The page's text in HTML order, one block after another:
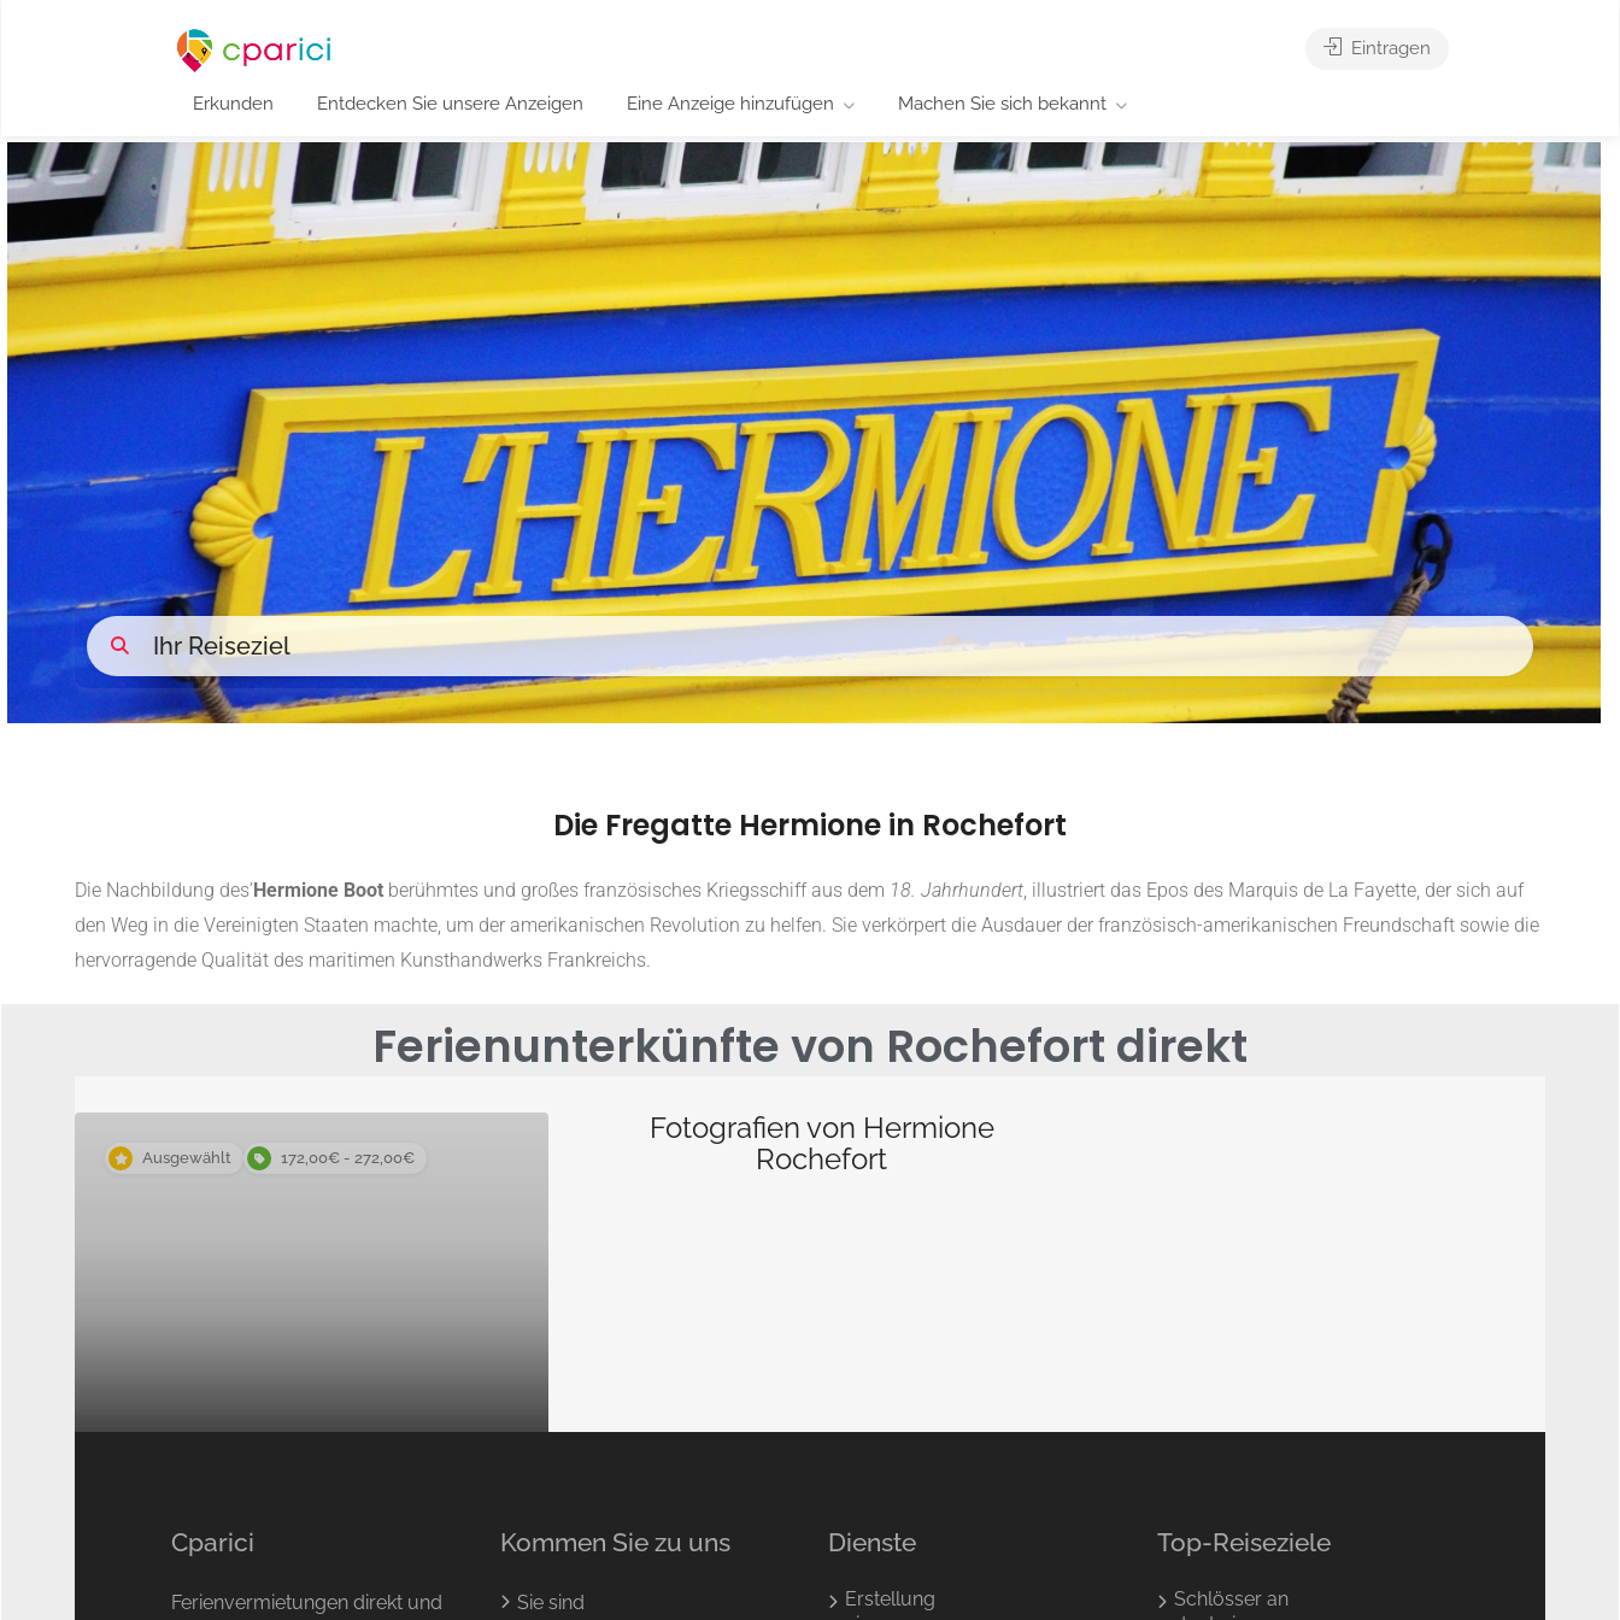
Erkunden Entdecken Sie unsere Anzeigen Eine Anzeige hinzufügen Machen Sie sich bekannt
Eintragen
Die Fregatte Hermione in Rochefort
Die Nachbildung des’Hermione Boot berühmtes und großes französisches Kriegsschiff aus dem 18. Jahrhundert , illustriert das Epos des Marquis de La Fayette, der sich auf
den Weg in die Vereinigten Staaten machte, um der amerikanischen Revolution zu helfen. Sie verkörpert die Ausdauer der französisch-amerikanischen Freundschaft sowie die
hervorragende Qualität des maritimen Kunsthandwerks Frankreichs.
Ferienunterkünfte von Rochefort direkt
Ausgewählt 172,00€ - 272,00€
Auch die Hermione mit ihrer authentischen Konstruktion
aus dem 18. Jahrhundert muss sich an den
zeitgemäße
Fotografien von Hermione
Rochefort
Cparici
Ferienvermietungen direkt und
Kommen Sie zu uns
Sie sind
Dienste
Erstellung
Top-Reiseziele
Schlösser an